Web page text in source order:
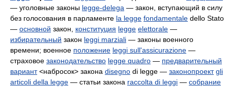
— уголовные законы legge-delega — закон, вступающий в силу
без голосования в парламенте la legge fondamentale dello Stato
— основной закон, конституция legge elettorale —
избирательный закон leggi marziali — законы военного
времени; военное положение leggi sull'assicurazione —
страховое законодательство legge quadro — предварительный
вариант<набросок> закона disegno di legge — законопроект gli
articoli della legge — статьи закона raccolta di leggi — собрание